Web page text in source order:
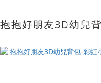
抱抱好朋友3D幼兒